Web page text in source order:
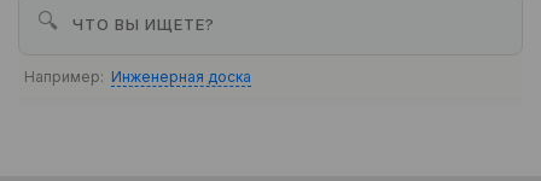
🔍
Например: Инженерная доска